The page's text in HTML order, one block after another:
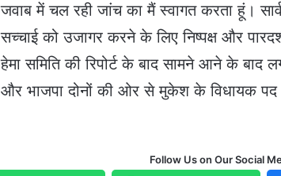
जवाब में चल रही जांच का मैं स्वागत करता हूं।
सच्चाई को उजागर करने के लिए निष्पक्ष और
हेमा समिति की रिपोर्ट के बाद सामने आने के बाद
और भाजपा दोनों की ओर से मुकेश के विधायक पद
Follow Us on Our Social